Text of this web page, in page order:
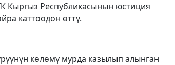
Кыргыз Республикасынын юстиция
каттоодон өттү.
көлөмү мурда казылып алынган